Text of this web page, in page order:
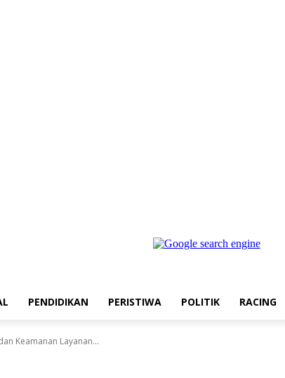
PENDIDIKAN PERISTIWA POLITIK RACING
Keamanan Layanan...